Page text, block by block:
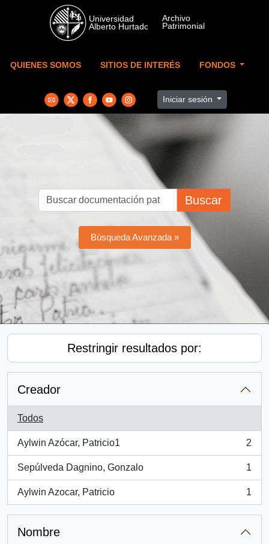
Skip to main content
QUIENES SOMOS SITIOS DE INTERÉS FONDOS
Iniciar sesión
Buscar
Búsqueda Avanzada »
Restringir resultados por:
Creador
Todos
Aylwin Azócar, Patricio1
, 2 resultados
2
Sepúlveda Dagnino, Gonzalo
, 1 resultados
1
Aylwin Azocar, Patricio
, 1 resultados
1
Nombre